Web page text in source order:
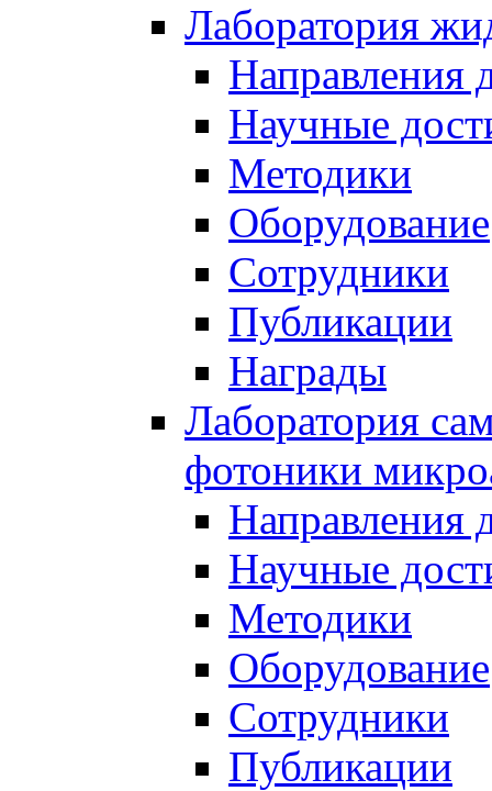
Лаборатория
Направления
Научные
Методики
Оборудование
Сотрудники
Публикации
Награды
Лаборатория
фотоники
Направления
Научные
Методики
Оборудование
Сотрудники
Публикации